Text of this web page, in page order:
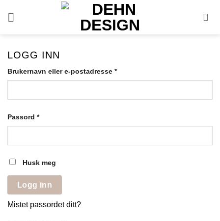
LOGG INN
Brukernavn eller e-postadresse *Påkrevd
Passord *Påkrevd
Husk meg
Logg inn
Mistet passordet ditt?